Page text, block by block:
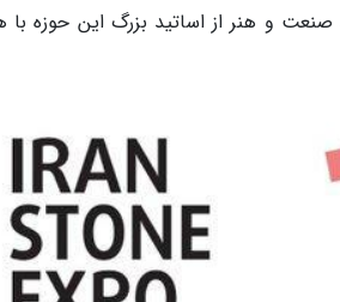
صنعت و هنر از اساتید بزرگ این حوزه